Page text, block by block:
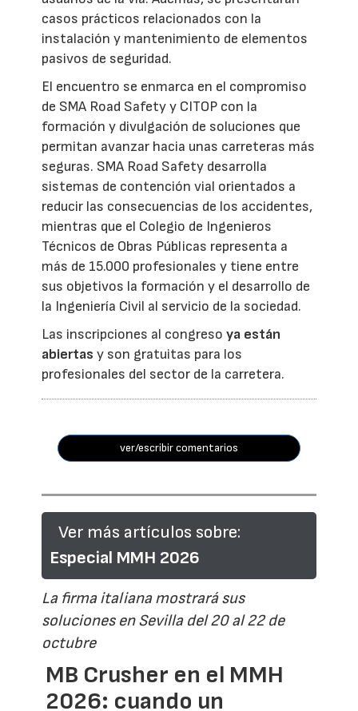
casos prácticos relacionados con la
instalación y mantenimiento de elementos
pasivos de seguridad.
El encuentro se enmarca en el compromiso
de SMA Road Safety y CITOP con la
formación y divulgación de soluciones que
permitan avanzar hacia unas carreteras más
seguras. SMA Road Safety desarrolla
sistemas de contención vial orientados a
reducir las consecuencias de los accidentes,
mientras que el Colegio de Ingenieros
Técnicos de Obras Públicas representa a
más de 15.000 profesionales y tiene entre
sus objetivos la formación y el desarrollo de
la Ingeniería Civil al servicio de la sociedad.
Las inscripciones al congresoya están
abiertas y son gratuitas para los
profesionales del sector de la carretera.
ver/escribir comentarios
Ver más artículos sobre:
Especial MMH 2026
La firma italiana mostrará sus
soluciones en Sevilla del 20 al 22 de
octubre
MB Crusher en el MMH
2026: cuando un